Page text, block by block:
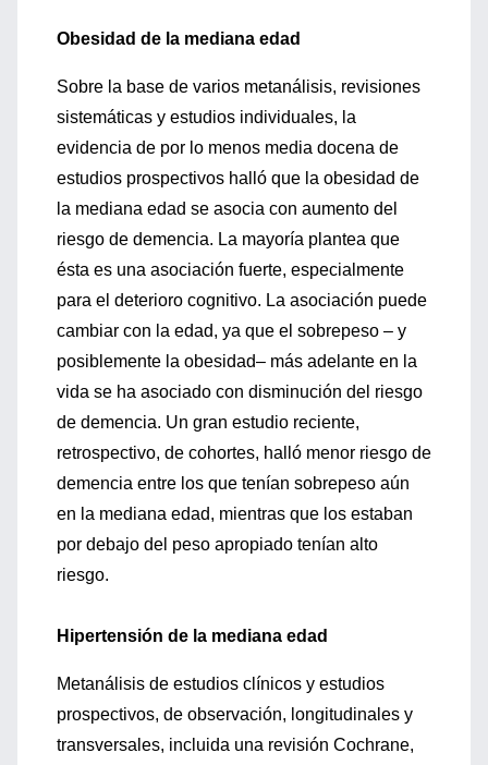
Obesidad de la mediana edad
Sobre la base de varios metanálisis, revisiones
sistemáticas y estudios individuales, la
evidencia de por lo menos media docena de
estudios prospectivos halló que la obesidad de
la mediana edad se asocia con aumento del
riesgo de demencia. La mayoría plantea que
ésta es una asociación fuerte, especialmente
para el deterioro cognitivo. La asociación puede
cambiar con la edad, ya que el sobrepeso – y
posiblemente la obesidad– más adelante en la
vida se ha asociado con disminución del riesgo
de demencia. Un gran estudio reciente,
retrospectivo, de cohortes, halló menor riesgo de
demencia entre los que tenían sobrepeso aún
en la mediana edad, mientras que los estaban
por debajo del peso apropiado tenían alto
riesgo.
Hipertensión de la mediana edad
Metanálisis de estudios clínicos y estudios
prospectivos, de observación, longitudinales y
transversales, incluida una revisión Cochrane,